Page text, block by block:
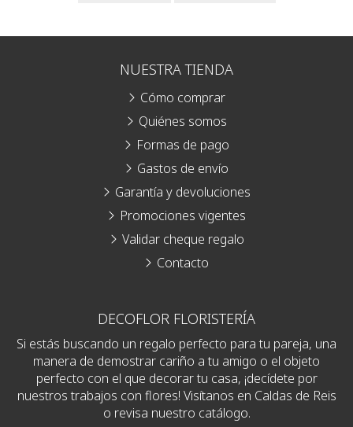
DECOFLOR FLORISTERÍA
Si estás buscando un regalo perfecto para tu pareja, una
manera de demostrar cariño a tu amigo o el objeto
perfecto con el que decorar tu casa, ¡decídete por
nuestros trabajos con flores! Visítanos en Caldas de Reis
o revisa nuestro catálogo.
NUESTRA TIENDA
Cómo comprar
Quiénes somos
Formas de pago
Gastos de envío
Garantía y devoluciones
Promociones vigentes
Validar cheque regalo
Contacto